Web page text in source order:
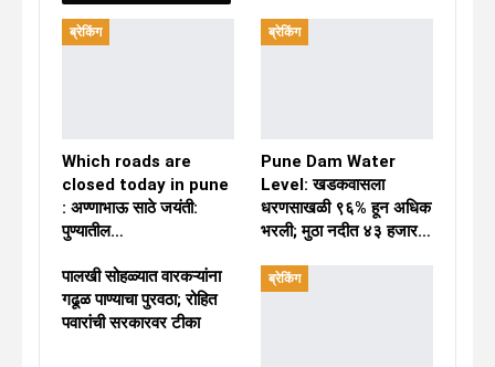
ब्रेकिंग
Which roads are
closed today in pune
: अण्णाभाऊ साठे जयंती:
पुण्यातील…
ब्रेकिंग
Pune Dam Water
Level: खडकवासला
धरणसाखळी ९६% हून अधिक
भरली; मुठा नदीत ४३ हजार…
पालखी सोहळ्यात वारकऱ्यांना
गढूळ पाण्याचा पुरवठा; रोहित
पवारांची सरकारवर टीका
ब्रेकिंग